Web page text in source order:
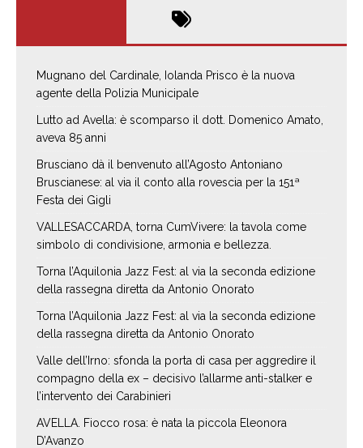
Mugnano del Cardinale, Iolanda Prisco è la nuova
agente della Polizia Municipale
Lutto ad Avella: è scomparso il dott. Domenico Amato,
aveva 85 anni
Brusciano dà il benvenuto all’Agosto Antoniano
Bruscianese: al via il conto alla rovescia per la 151ª
Festa dei Gigli
VALLESACCARDA, torna CumVivere: la tavola come
simbolo di condivisione, armonia e bellezza.
Torna l’Aquilonia Jazz Fest: al via la seconda edizione
della rassegna diretta da Antonio Onorato
Torna l’Aquilonia Jazz Fest: al via la seconda edizione
della rassegna diretta da Antonio Onorato
Valle dell’Irno: sfonda la porta di casa per aggredire il
compagno della ex – decisivo l’allarme anti-stalker e
l’intervento dei Carabinieri
AVELLA. Fiocco rosa: è nata la piccola Eleonora
D’Avanzo